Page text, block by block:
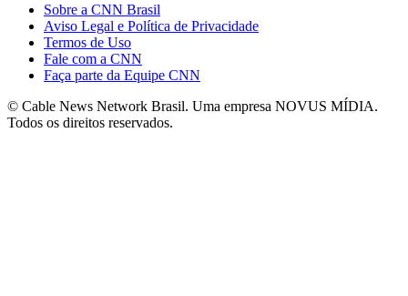
Sobre a CNN Brasil
Aviso Legal e Política de Privacidade
Termos de Uso
Fale com a CNN
Faça parte da Equipe CNN
© Cable News Network Brasil. Uma empresa NOVUS MÍDIA.
Todos os direitos reservados.